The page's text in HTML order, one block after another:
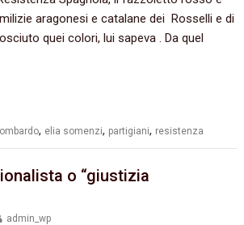
aragonesi e catalane dei Rosselli e di
quei colori, lui sapeva . Da quel
, elia somenzi, partigiani, resistenza
o “giustizia
admin_wp